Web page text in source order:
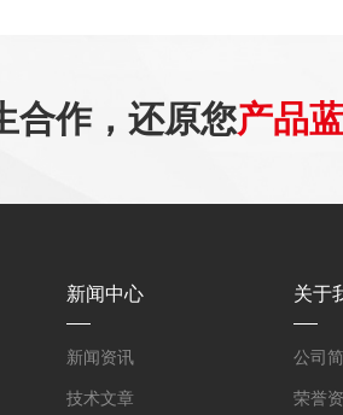
合作，还原您产品
新闻中心
新闻资讯
技术文章
关于
公司
荣誉